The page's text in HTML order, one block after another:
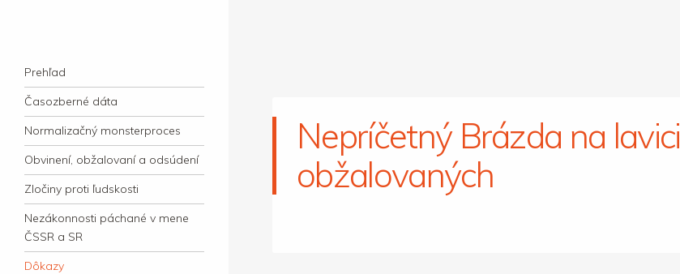
súdny proces v dejnách slovenskej justície
Navigation
Skip to content
Prehľad
Časozberné dáta
Normalizačný monsterproces
Obvinení, obžalovaní a odsúdení
Zločiny proti ľudskosti
Nezákonnosti páchané v mene
ČSSR a SR
Dôkazy
Nepríčetný Brázda na lavici
obžalovaných